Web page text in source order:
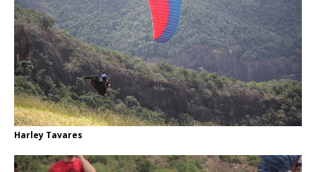
Harley Tavares